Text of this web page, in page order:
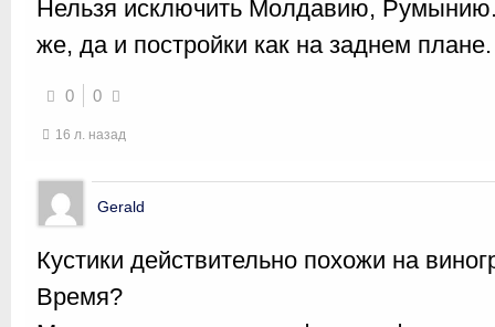
Нельзя исключить Молдавию,
же, да и постройки как на заднем плане.
0 0
16 л. назад
Gerald
Кустики действительно похожи на
Время?